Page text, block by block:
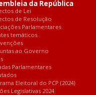
da República
de Lei
de Resolução
Parlamentares
temáticos
ao Governo
Parlamentares
Eleitoral do PCP (2024)
Legislativas 2024